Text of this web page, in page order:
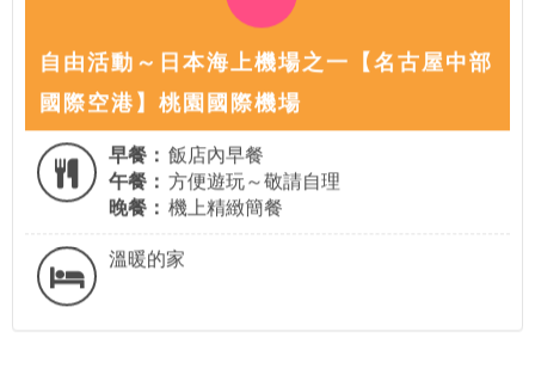
自由活動～日本海上機場之一【名古屋中部
國際空港】桃園國際機場
早餐： 飯店內早餐
午餐： 方便遊玩～敬請自理
晚餐： 機上精緻簡餐
溫暖的家